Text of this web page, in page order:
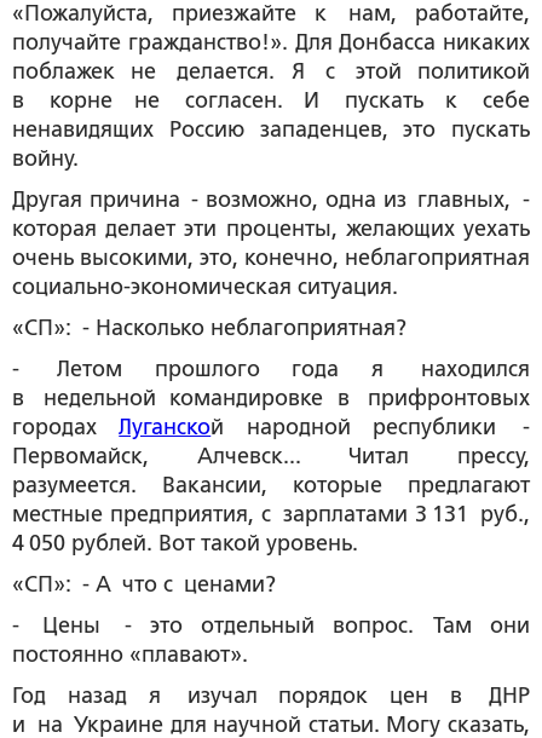
«Пожалуйста, приезжайте к нам, работайте,
получайте гражданство!». Для Донбасса никаких
поблажек не делается. Я с этой политикой
в корне не согласен. И пускать к себе
ненавидящих Россию западенцев, это пускать
войну.
Другая причина - возможно, одна из главных, -
которая делает эти проценты, желающих уехать
очень высокими, это, конечно, неблагоприятная
социально-экономическая ситуация.
«СП»: - Насколько неблагоприятная?
- Летом прошлого года я находился
в недельной командировке в прифронтовых
городахЛуганской народной республики -
Первомайск, Алчевск... Читал прессу,
разумеется. Вакансии, которые предлагают
местные предприятия, с зарплатами 3 131 руб.,
4 050 рублей. Вот такой уровень.
«СП»: - А что с ценами?
- Цены - это отдельный вопрос. Там они
постоянно «плавают».
Год назад я изучал порядок цен в ДНР
и на Украине для научной статьи. Могу сказать,